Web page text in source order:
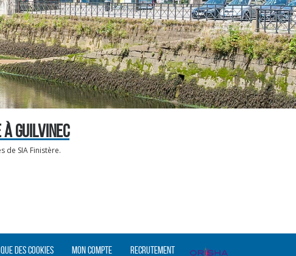
GUILVINEC
de SIA Finistère.
des cookies Mon compte Recrutement